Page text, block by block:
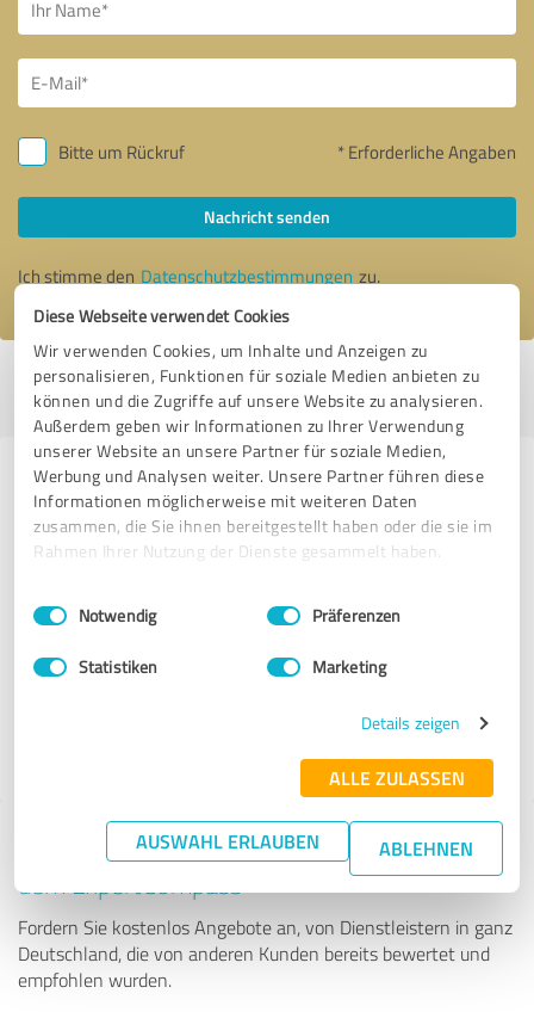
Diese Webseite verwendet Cookies
Wir verwenden Cookies, um Inhalte und Anzeigen zu
personalisieren, Funktionen für soziale Medien anbieten zu
können und die Zugriffe auf unsere Website zu analysieren.
Außerdem geben wir Informationen zu Ihrer Verwendung
unserer Website an unsere Partner für soziale Medien,
Werbung und Analysen weiter. Unsere Partner führen diese
Informationen möglicherweise mit weiteren Daten
zusammen, die Sie ihnen bereitgestellt haben oder die sie im
Rahmen Ihrer Nutzung der Dienste gesammelt haben.
Impressum Datenschutzbestimmungen
Einwilligungsauswahl
Notwendig Präferenzen
Statistiken Marketing
Details zeigen
ALLE ZULASSEN
AUSWAHL ERLAUBEN ABLEHNEN
Bitte um Rückruf * Erforderliche Angaben
Nachricht senden
Ich stimme den Datenschutzbestimmungen zu.
Profil aktiv seit 09.05.2017 |Letzte Aktualisierung: 09.05.2017|Profil
melden
Erfahrungen zu weiteren
Anbietern aus dem Bereich Jagd- &
Schießsport
WHB-Catguns Waffenhandel Berlin
Tipp: Die passenden Experten finden - mit
dem ExpertCompass
Fordern Sie kostenlos Angebote an, von Dienstleistern in ganz
Deutschland, die von anderen Kunden bereits bewertet und
empfohlen wurden.